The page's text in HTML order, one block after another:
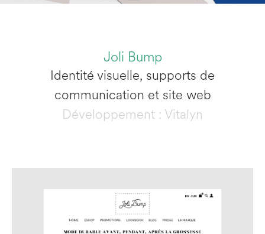
Joli Bump
Identité visuelle, supports de
communication et site web
Développement : Vitalyn